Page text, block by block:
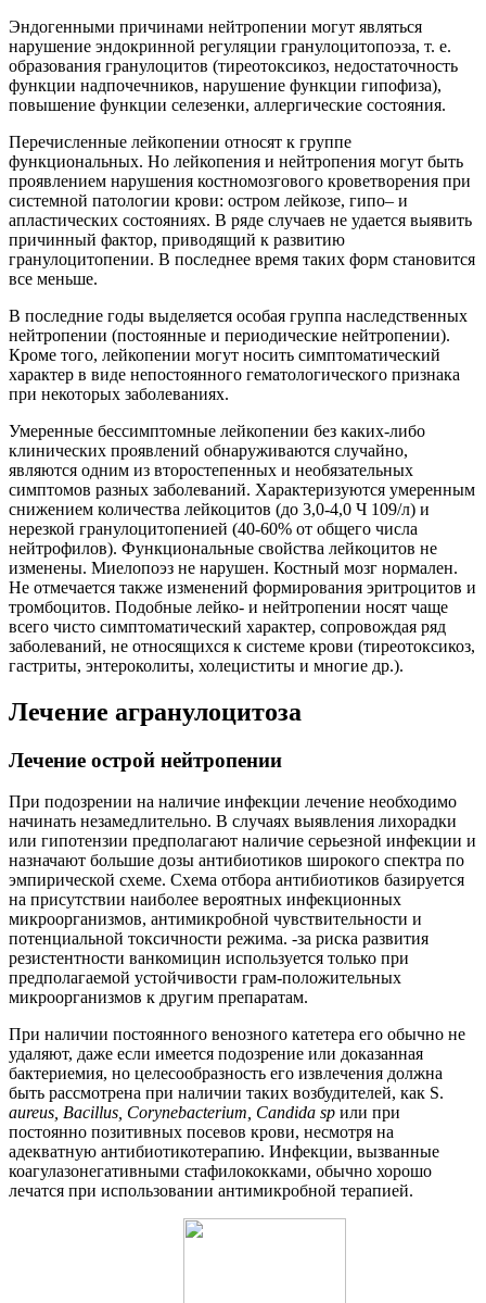
Эндогенными причинами нейтропении могут являться
нарушение эндокринной регуляции гранулоцитопоэза, т. е.
образования гранулоцитов (тиреотоксикоз, недостаточность
функции надпочечников, нарушение функции гипофиза),
повышение функции селезенки, аллергические состояния.
Перечисленные лейкопении относят к группе
функциональных. Но лейкопения и нейтропения могут быть
проявлением нарушения костномозгового кроветворения при
системной патологии крови: остром лейкозе, гипо– и
апластических состояниях. В ряде случаев не удается выявить
причинный фактор, приводящий к развитию
гранулоцитопении. В последнее время таких форм становится
все меньше.
В последние годы выделяется особая группа наследственных
нейтропении (постоянные и периодические нейтропении).
Кроме того, лейкопении могут носить симптоматический
характер в виде непостоянного гематологического признака
при некоторых заболеваниях.
Умеренные бессимптомные лейкопении без каких-либо
клинических проявлений обнаруживаются случайно,
являются одним из второстепенных и необязательных
симптомов разных заболеваний. Характеризуются умеренным
снижением количества лейкоцитов (до 3,0-4,0 Ч 109/л) и
нерезкой гранулоцитопенией (40-60% от общего числа
нейтрофилов). Функциональные свойства лейкоцитов не
изменены. Миелопоэз не нарушен. Костный мозг нормален.
Не отмечается также изменений формирования эритроцитов и
тромбоцитов. Подобные лейко- и нейтропении носят чаще
всего чисто симптоматический характер, сопровождая ряд
заболеваний, не относящихся к системе крови (тиреотоксикоз,
гастриты, энтероколиты, холециститы и многие др.).
Лечение агранулоцитоза
Лечение острой нейтропении
При подозрении на наличие инфекции лечение необходимо
начинать незамедлительно. В случаях выявления лихорадки
или гипотензии предполагают наличие серьезной инфекции и
назначают большие дозы антибиотиков широкого спектра по
эмпирической схеме. Схема отбора антибиотиков базируется
на присутствии наиболее вероятных инфекционных
микроорганизмов, антимикробной чувствительности и
потенциальной токсичности режима. -за риска развития
резистентности ванкомицин используется только при
предполагаемой устойчивости грам-положительных
микроорганизмов к другим препаратам.
При наличии постоянного венозного катетера его обычно не
удаляют, даже если имеется подозрение или доказанная
бактериемия, но целесообразность его извлечения должна
быть рассмотрена при наличии таких возбудителей, как S.
aureus, Bacillus, Corynebacterium, Candida sp или при
постоянно позитивных посевов крови, несмотря на
адекватную антибиотикотерапию. Инфекции, вызванные
коагулазонегативными стафилококками, обычно хорошо
лечатся при использовании антимикробной терапией.